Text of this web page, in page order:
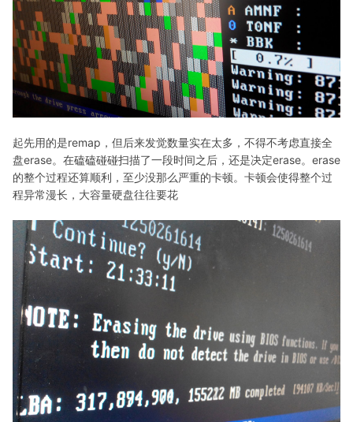
起先用的是remap，但后来发觉数量实在太多，不得不考虑直接全
盘erase。在磕磕碰碰扫描了一段时间之后，还是决定erase。erase
的整个过程还算顺利，至少没那么严重的卡顿。卡顿会使得整个过
程异常漫长，大容量硬盘往往要花